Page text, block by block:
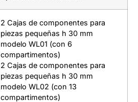
2 Cajas de componentes para
piezas pequeñas h 30 mm
modelo WL01 (con 6
compartimentos)
2 Cajas de componentes para
piezas pequeñas h 30 mm
modelo WL02 (con 13
compartimentos)